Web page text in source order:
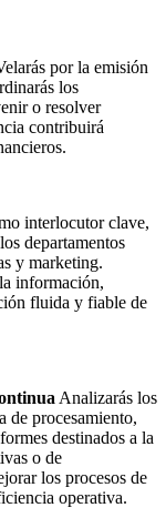
por la emisión
los
o resolver
contribuirá
interlocutor clave,
departamentos
y marketing.
información,
fluida y fiable de
Analizarás los
de procesamiento,
destinados a la
o de
los procesos de
operativa.